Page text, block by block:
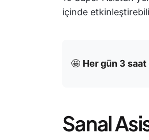
içinde
🤩 Her gün 3
Sanal